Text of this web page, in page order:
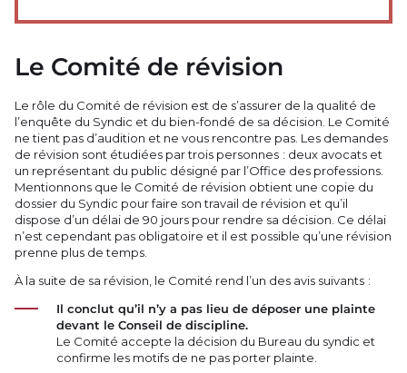
Le Comité de révision
Le rôle du Comité de révision est de s’assurer de la qualité de
l’enquête du Syndic et du bien-fondé de sa décision. Le Comité
ne tient pas d’audition et ne vous rencontre pas. Les demandes
de révision sont étudiées par trois personnes : deux avocats et
un représentant du public désigné par l’Office des professions.
Mentionnons que le Comité de révision obtient une copie du
dossier du Syndic pour faire son travail de révision et qu’il
dispose d’un délai de 90 jours pour rendre sa décision. Ce délai
n’est cependant pas obligatoire et il est possible qu’une révision
prenne plus de temps.
À la suite de sa révision, le Comité rend l’un des avis suivants :
Il conclut qu’il n’y a pas lieu de déposer une plainte
devant le Conseil de discipline.
Le Comité accepte la décision du Bureau du syndic et
confirme les motifs de ne pas porter plainte.